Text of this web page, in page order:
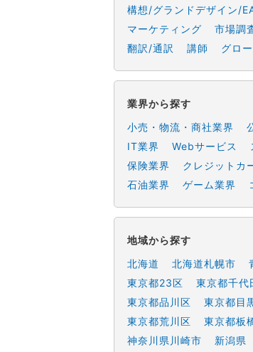
構想/グランドデザイン/
マーケティング
市場調
翻訳/通訳
講師 グロ
業界から探す
小売・物流・商社業界
IT業界
Webサービス
保険業界
クレジットカ
石油業界
ゲーム業界
地域から探す
北海道
北海道札幌市
東京都23区
東京都千代
東京都品川区
東京都目
東京都荒川区
東京都板
神奈川県川崎市
新潟県